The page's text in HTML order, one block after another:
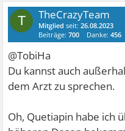
T TheCrazyTeam
Mitglied seit:26.08.2023
Beiträge:700 Danke:456
@TobiHa
Du kannst auch
dem Arzt zu sprechen.
Oh, Quetiapin habe ich